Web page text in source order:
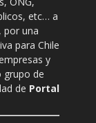
etc… a
por una
para Chile
y
grupo de
de Portal